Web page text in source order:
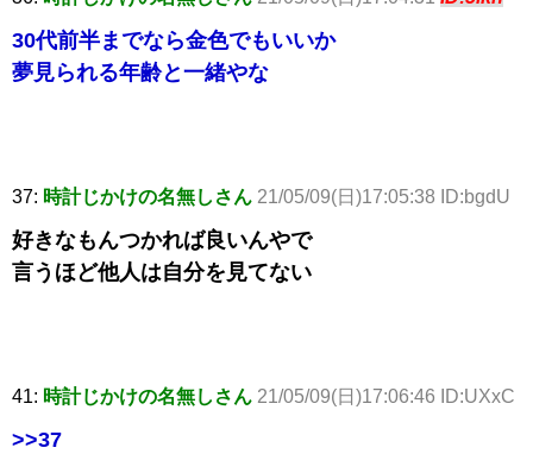
30代前半までなら金色でもいいか
夢見られる年齢と一緒やな
37: 時計じかけの名無しさん 21/05/09(日)17:05:38 ID:bgdU
好きなもんつかれば良いんやで
言うほど他人は自分を見てない
41: 時計じかけの名無しさん 21/05/09(日)17:06:46 ID:UXxC
>>37